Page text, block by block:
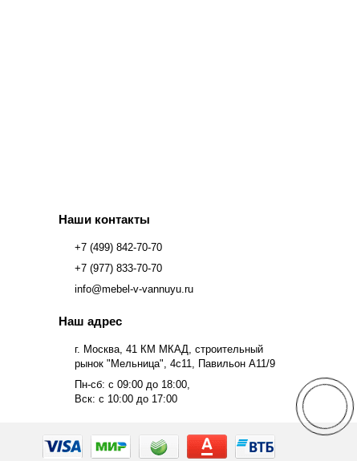
Наши контакты
+7 (499) 842-70-70
+7 (977) 833-70-70
info@mebel-v-vannuyu.ru
Наш адрес
г. Москва, 41 КМ МКАД, строительный
рынок "Мельница", 4с11, Павильон А11/9
Пн-сб: с 09:00 до 18:00,
Вск: с 10:00 до 17:00